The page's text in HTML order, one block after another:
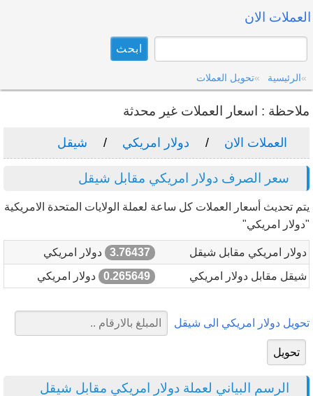
العملات الان
الرئيسية تحويل العملات
ملاحظة : اسعار العملات غير محدثة
العملات الان دولار امريكي شيقل
سعر الصرف دولار امريكي مقابل شيقل
يتم تحديث أسعار العملات كل ساعة لعملة الولايات المتحدة الامريكية
"دولار امريكي"
دولار امريكي مقابل شيقل 3.76437
دولار امريكي
شيقل مقابل دولار امريكي
0.265649 دولار امريكي
تحويل دولار امريكي الى شيقل
الرسم البياني لعملة دولار امريكي مقابل شيقل